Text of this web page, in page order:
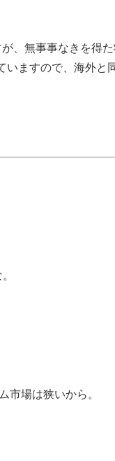
、無事事なきを得
いますので、海外と
市場は狭いから。